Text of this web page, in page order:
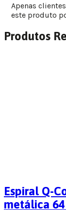
Apenas
este produto
Produtos
Espiral Q-
metálica